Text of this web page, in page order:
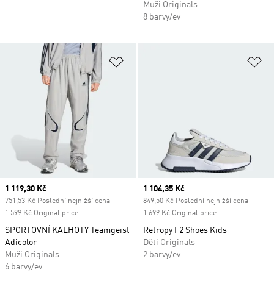
Muži Originals
8 barvy/ev
Current price
1 119,30 Kč
751,53 Kč Poslední nejnižší cena
1 599 Kč Original price
SPORTOVNÍ KALHOTY Teamgeist
Adicolor
Muži Originals
6 barvy/ev
Current price
1 104,35 Kč
849,50 Kč Poslední nejnižší cena
1 699 Kč Original price
Retropy F2 Shoes Kids
Děti Originals
2 barvy/ev